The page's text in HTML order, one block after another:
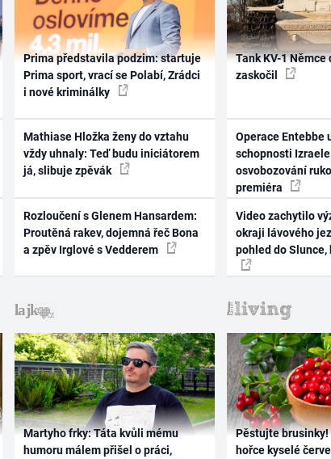
Prima představila podzim: startuje
Prima sport, vrací se Polabí, Zrádci
i nové kriminálky
Mathiase Hložka ženy do vztahu
vždy uhnaly: Teď budu iniciátorem
já, slibuje zpěvák
Rozloučení s Glenem Hansardem:
Proutěná rakev, dojemná řeč Bona
a zpěv Irglové s Vedderem
Tank KV-1 Němce
zaskočil
Operace Entebbe
schopnosti
osvobozování
premiéra
Video zachytilo
okraji lávového
pohled do
Martyho frky: Táta kvůli mému
humoru málem přišel o práci,
Pěstujte brusinky!
hořce kyselé